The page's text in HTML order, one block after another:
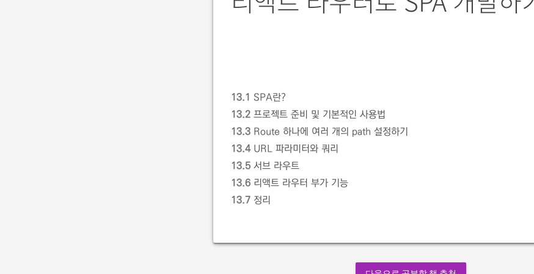
13.1 SPA란?
13.2프로젝트 준비 및 기본적인 사용법
13.3Route 하나에 여러 개의 path 설정하기
13.4URL 파라미터와 쿼리
13.5서브 라우트
13.6리액트 라우터 부가 기능
13.7정리